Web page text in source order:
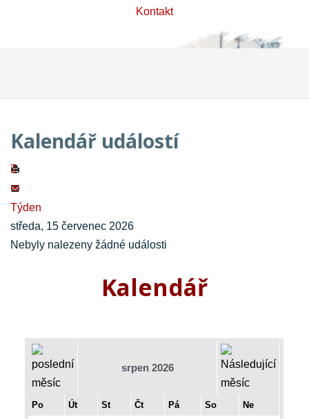
Kontakt
Kalendář událostí
Týden
středa, 15 červenec 2026
Nebyly nalezeny žádné události
Kalendář
srpen 2026
Po Út St Čt Pá So
Ne